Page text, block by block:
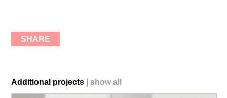
SHARE
Additional projects show all